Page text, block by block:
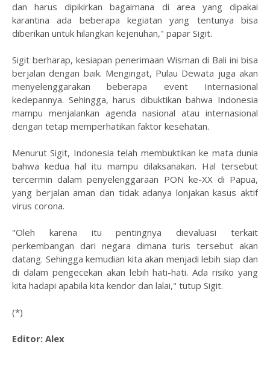
dan harus dipikirkan bagaimana di area yang dipakai
karantina ada beberapa kegiatan yang tentunya bisa
diberikan untuk hilangkan kejenuhan," papar Sigit.
Sigit berharap, kesiapan penerimaan Wisman di Bali ini bisa
berjalan dengan baik. Mengingat, Pulau Dewata juga akan
menyelenggarakan beberapa event Internasional
kedepannya. Sehingga, harus dibuktikan bahwa Indonesia
mampu menjalankan agenda nasional atau internasional
dengan tetap memperhatikan faktor kesehatan.
Menurut Sigit, Indonesia telah membuktikan ke mata dunia
bahwa kedua hal itu mampu dilaksanakan. Hal tersebut
tercermin dalam penyelenggaraan PON ke-XX di Papua,
yang berjalan aman dan tidak adanya lonjakan kasus aktif
virus corona.
"Oleh karena itu pentingnya dievaluasi terkait
perkembangan dari negara dimana turis tersebut akan
datang. Sehingga kemudian kita akan menjadi lebih siap dan
di dalam pengecekan akan lebih hati-hati. Ada risiko yang
kita hadapi apabila kita kendor dan lalai," tutup Sigit.
(*)
Editor: Alex